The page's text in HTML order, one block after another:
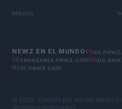
México
NEWZ EN EL MUNDO ES
VEvenezuela.newz.com US
NLnl.newz.com
© 2026 · Editado por AdHub Media
derechos reservados